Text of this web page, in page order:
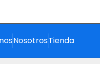
NosotrosTienda